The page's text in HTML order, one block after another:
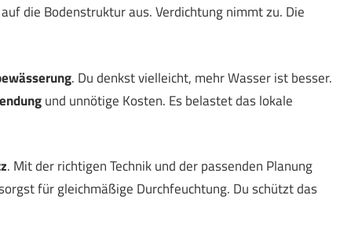
die Bodenstruktur aus. Verdichtung nimmt zu. Die
. Du denkst vielleicht, mehr Wasser ist besser.
und unnötige Kosten. Es belastet das lokale
. Mit der richtigen Technik und der passenden Planung
für gleichmäßige Durchfeuchtung. Du schützt das